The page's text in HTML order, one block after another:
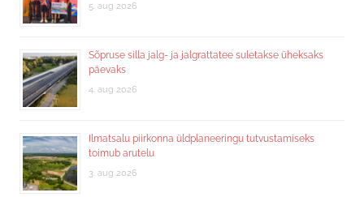
5. aug 2026
Sõpruse silla jalg- ja jalgrattatee suletakse üheksaks
päevaks
4. aug 2026
Ilmatsalu piirkonna üldplaneeringu tutvustamiseks
toimub arutelu
3. aug 2026